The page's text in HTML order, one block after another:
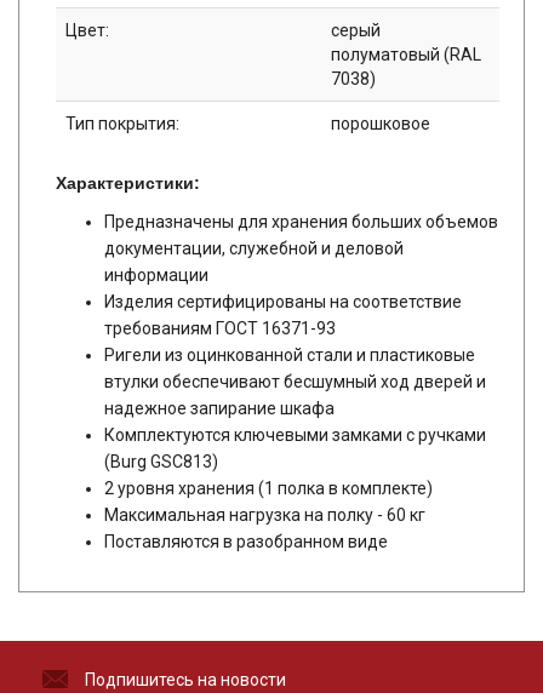
Цвет:
серый
полуматовый (RAL
7038)
Тип покрытия: порошковое
Характеристики:
Предназначены для хранения больших объемов
документации, служебной и деловой
информации
Изделия сертифицированы на соответствие
требованиям ГОСТ 16371-93
Ригели из оцинкованной стали и пластиковые
втулки обеспечивают бесшумный ход дверей и
надежное запирание шкафа
Комплектуются ключевыми замками с ручками
(Burg GSC813)
2 уровня хранения (1 полка в комплекте)
Максимальная нагрузка на полку - 60 кг
Поставляются в разобранном виде
Подпишитесь на новости